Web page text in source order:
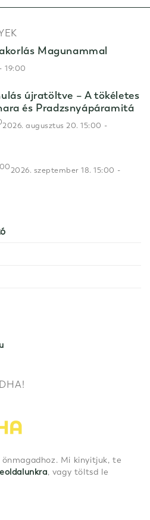
Magunammal
-19:00
újratöltve – A tökéletes
és Pradzsnyápáramitá
2026. augusztus 20. 15:00 -
2026. szeptember 18. 15:00 -
Mi kinyitjuk, te
, vagy töltsd le